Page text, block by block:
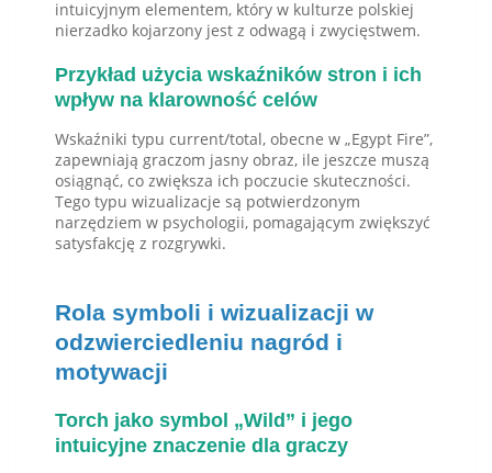
intuicyjnym elementem, który w kulturze polskiej
nierzadko kojarzony jest z odwagą i zwycięstwem.
Przykład użycia wskaźników stron i ich
wpływ na klarowność celów
Wskaźniki typu current/total, obecne w „Egypt Fire”,
zapewniają graczom jasny obraz, ile jeszcze muszą
osiągnąć, co zwiększa ich poczucie skuteczności.
Tego typu wizualizacje są potwierdzonym
narzędziem w psychologii, pomagającym zwiększyć
satysfakcję z rozgrywki.
Rola symboli i wizualizacji w
odzwierciedleniu nagród i
motywacji
Torch jako symbol „Wild” i jego
intuicyjne znaczenie dla graczy